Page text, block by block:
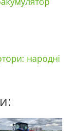
народні